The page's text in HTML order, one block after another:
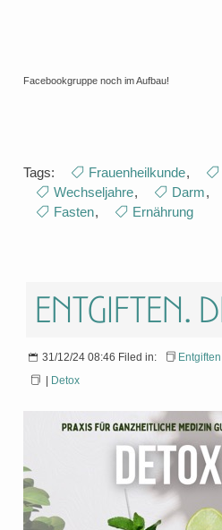
Facebookgruppe noch im Aufbau!
Tags: Frauenheilkunde,
Wechseljahre, Darm,
Fasten, Ernährung
Entgiften.
31/12/24 08:46 Filed in: Entgiften
| Detox